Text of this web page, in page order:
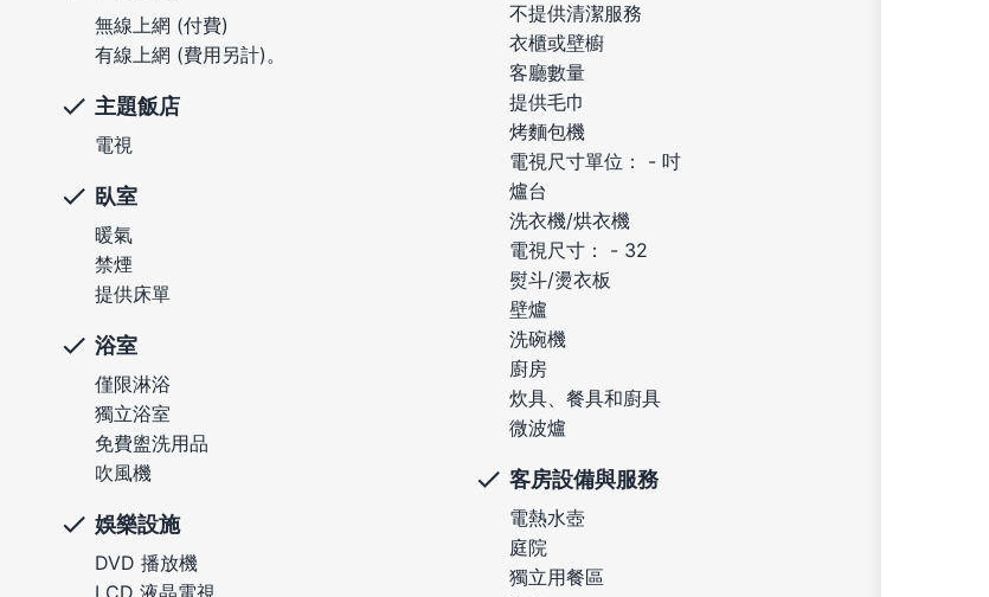
無線上網 (付費)
有線上網 (費用另計)。
主題飯店
電視
臥室
暖氣
禁煙
提供床單
浴室
僅限淋浴
獨立浴室
免費盥洗用品
吹風機
娛樂設施
DVD 播放機
不提供清潔服務
衣櫃或壁櫥
客廳數量
提供毛巾
烤麵包機
電視尺寸單位： - 吋
爐台
洗衣機/烘衣機
電視尺寸： - 32
熨斗/燙衣板
壁爐
洗碗機
廚房
炊具、餐具和廚具
微波爐
客房設備與服務
電熱水壺
庭院
獨立用餐區